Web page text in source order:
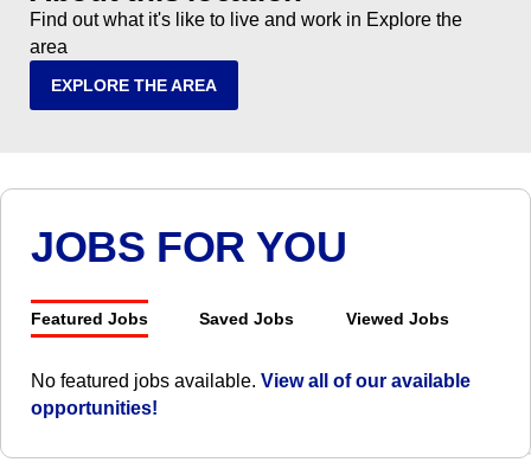
Find out what it's like to live and work in Explore the
area
EXPLORE THE AREA
JOBS FOR YOU
Featured Jobs Saved Jobs Viewed Jobs
No featured jobs available. View all of our available
opportunities!